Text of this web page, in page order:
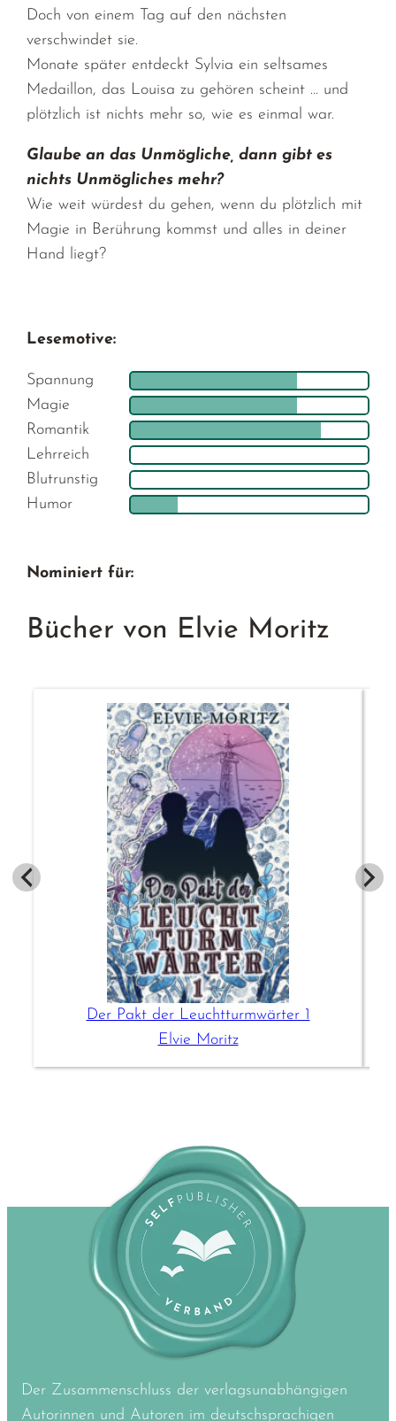
Doch von einem Tag auf den nächsten
verschwindet sie.
Monate später entdeckt Sylvia ein seltsames
Medaillon, das Louisa zu gehören scheint … und
plötzlich ist nichts mehr so, wie es einmal war.
Glaube an das Unmögliche, dann gibt es
nichts Unmögliches mehr?
Wie weit würdest du gehen, wenn du plötzlich mit
Magie in Berührung kommst und alles in deiner
Hand liegt?
Lesemotive:
Spannung
Magie
Romantik
Lehrreich
Blutrunstig
Humor
Nominiert für:
Bücher von Elvie Moritz
Der Pakt der Leuchtturmwärter 1
Elvie Moritz
Der Zusammenschluss der verlagsunabhängigen
Autorinnen und Autoren im deutschsprachigen